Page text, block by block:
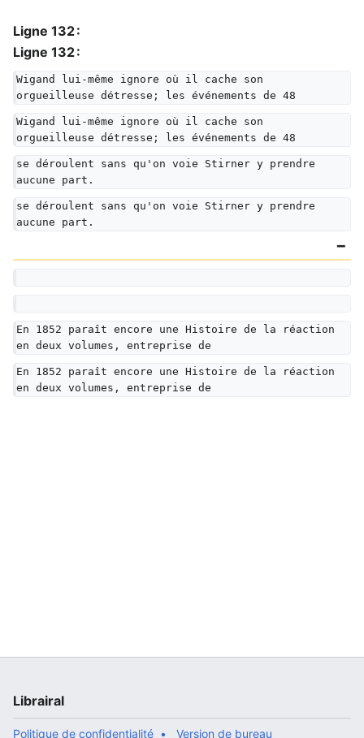
Ligne 132 :
Ligne 132 :
Wigand lui-même ignore où il cache son
orgueilleuse détresse; les événements de 48
Wigand lui-même ignore où il cache son
orgueilleuse détresse; les événements de 48
se déroulent sans qu'on voie Stirner y prendre
aucune part.
se déroulent sans qu'on voie Stirner y prendre
aucune part.
En 1852 paraît encore une Histoire de la réaction
en deux volumes, entreprise de
En 1852 paraît encore une Histoire de la réaction
en deux volumes, entreprise de
Librairal
Politique de confidentialité Version de bureau